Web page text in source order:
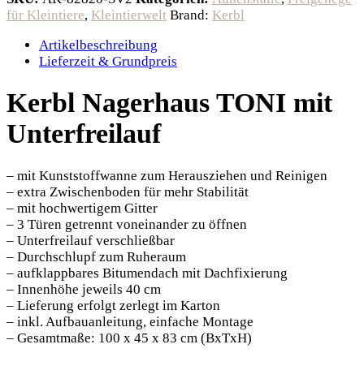
für Kleintiere, Kleintierwelt Brand: Kerbl
Artikelbeschreibung
Lieferzeit & Grundpreis
Kerbl Nagerhaus TONI mit
Unterfreilauf
– mit Kunststoffwanne zum Herausziehen und Reinigen
– extra Zwischenboden für mehr Stabilität
– mit hochwertigem Gitter
– 3 Türen getrennt voneinander zu öffnen
– Unterfreilauf verschließbar
– Durchschlupf zum Ruheraum
– aufklappbares Bitumendach mit Dachfixierung
– Innenhöhe jeweils 40 cm
– Lieferung erfolgt zerlegt im Karton
– inkl. Aufbauanleitung, einfache Montage
– Gesamtmaße: 100 x 45 x 83 cm (BxTxH)